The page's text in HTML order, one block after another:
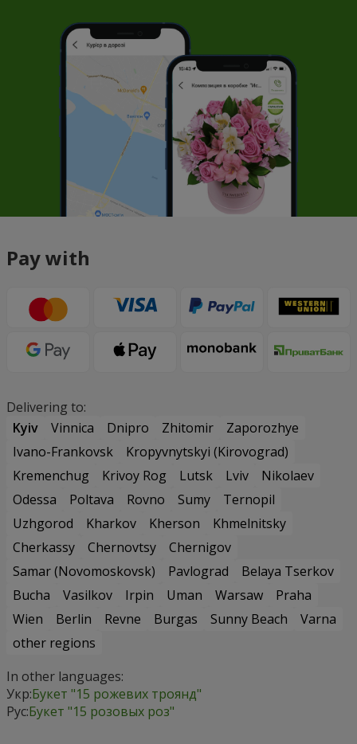
Pay with
Delivering to:
Kyiv
Vinnica Dnipro Zhitomir
Zaporozhye
Ivano-Frankovsk
Kropyvnytskyi (Kirovograd)
Kremenchug
Krivoy Rog Lutsk Lviv
Nikolaev
Odessa
Poltava Rovno Sumy
Ternopil
Uzhgorod
Kharkov Kherson
Khmelnitsky
Cherkassy
Chernovtsy
Chernigov
Samar (Novomoskovsk)
Pavlograd
Belaya Tserkov
Bucha
Vasilkov Irpin Uman Warsaw
Praha
Wien
Berlin Revne Burgas Sunny Beach
Varna
other regions
In other languages:
Укр:Букет "15 рожевих троянд"
Рус:Букет "15 розовых роз"